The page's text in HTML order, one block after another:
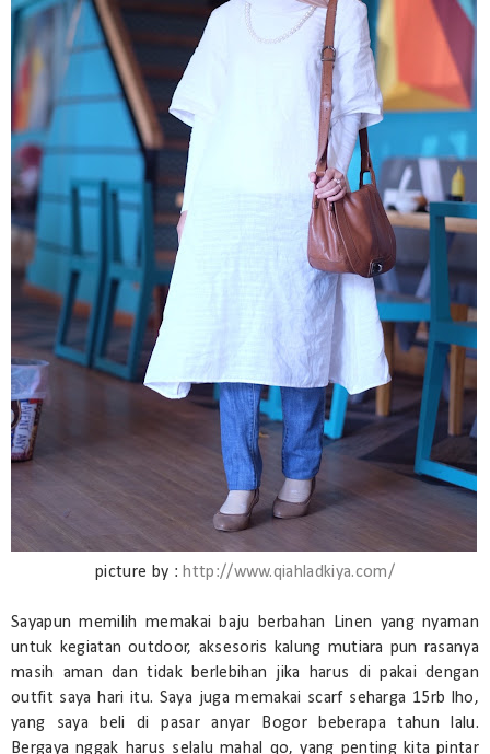
picture by : http://www.qiahladkiya.com/
Sayapun memilih memakai baju berbahan Linen yang nyaman
untuk kegiatan outdoor, aksesoris kalung mutiara pun rasanya
masih aman dan tidak berlebihan jika harus di pakai dengan
outfit saya hari itu. Saya juga memakai scarf seharga 15rb lho,
yang saya beli di pasar anyar Bogor beberapa tahun lalu.
Bergaya nggak harus selalu mahal qo, yang penting kita pintar